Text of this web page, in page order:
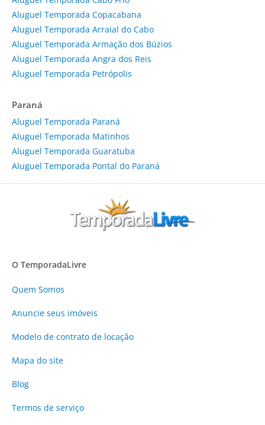
Aluguel Temporada Copacabana
Aluguel Temporada Arraial do Cabo
Aluguel Temporada Armação dos Búzios
Aluguel Temporada Angra dos Reis
Aluguel Temporada Petrópolis
Paraná
Aluguel Temporada Paraná
Aluguel Temporada Matinhos
Aluguel Temporada Guaratuba
Aluguel Temporada Pontal do Paraná
O TemporadaLivre
Quem Somos
Anuncie seus imóveis
Modelo de contrato de locação
Mapa do site
Blog
Termos de serviço